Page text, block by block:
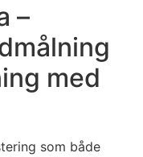
–
med
som både